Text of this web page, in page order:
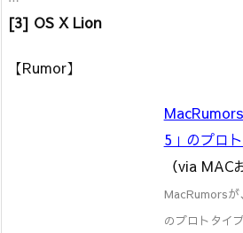
[3] OS X Lion
【Rumor】
5」のプロ
（via MAC
MacRumorsが
のプロトタイ